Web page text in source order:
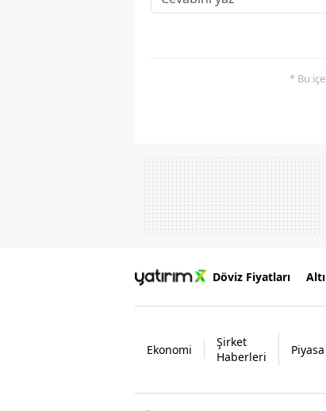
* Bu
Döviz Fiyatları
Ekonomi
Şirket
Haberleri
Piyasa